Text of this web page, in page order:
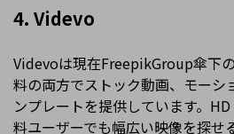
4. Videvo
Videvoは現在FreepikGroup傘下
料の両方でストック動画、モーシ
ンプレートを提供しています。
料ユーザーでも幅広い映像を探せ